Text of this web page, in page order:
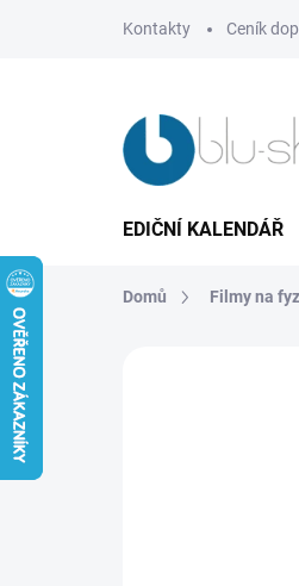
Kontakty Ceník
EDIČNÍ KALENDÁŘ
Domů Filmy na